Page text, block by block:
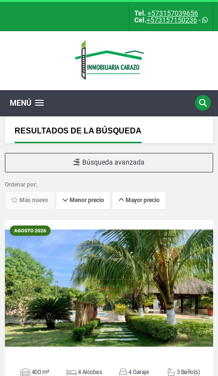
Tel. +573157039656
Cel.+573157150236-
MENÚ
RESULTADOS DE LA BÚSQUEDA
Búsqueda avanzada
Ordenar por:
Más nuevo Menor precio Mayor precio
AGOSTO 2026
VER DETALLES
400 m² 4 Alcobas 4 Garaje 3 Baño(s)